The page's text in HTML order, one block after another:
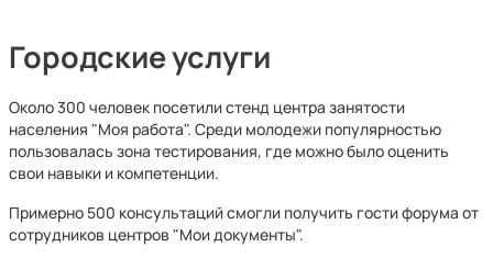
Городские услуги
Около 300 человек посетили стенд центра занятости
населения "Моя работа". Среди молодежи популярностью
пользовалась зона тестирования, где можно было оценить
свои навыки и компетенции.
Примерно 500 консультаций смогли получить гости форума от
сотрудников центров "Мои документы".